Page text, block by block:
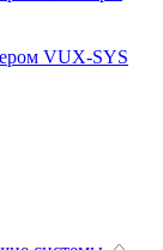
VUX-SYS